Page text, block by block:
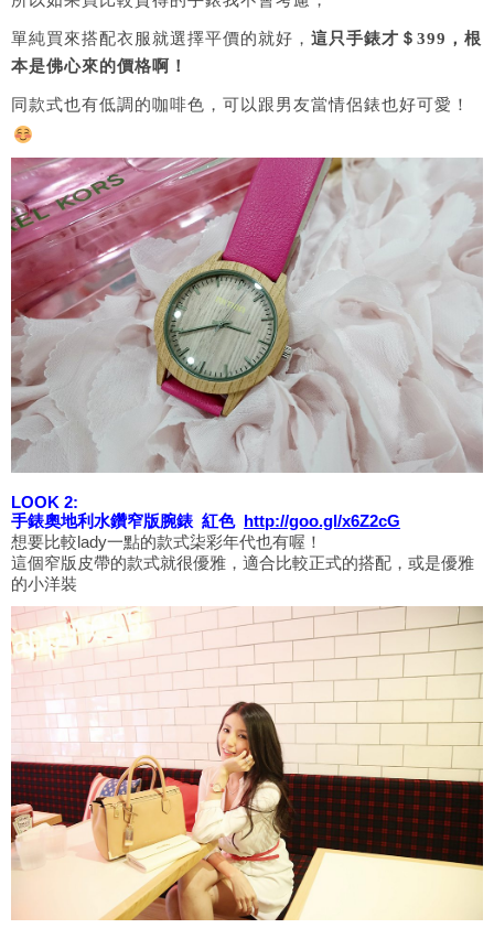
單純買來搭配衣服就選擇平價的就好， 這只手錶才＄399，根
本是佛心來的價格啊！
同款式也有低調的咖啡色，可以跟男友當情侶錶也好可愛！
LOOK 2:
手錶奧地利水鑽窄版腕錶 紅色 http://goo.gl/x6Z2cG
想要比較lady一點的款式柒彩年代也有喔！
這個窄版皮帶的款式就很優雅，適合比較正式的搭配，或是優雅
的小洋裝